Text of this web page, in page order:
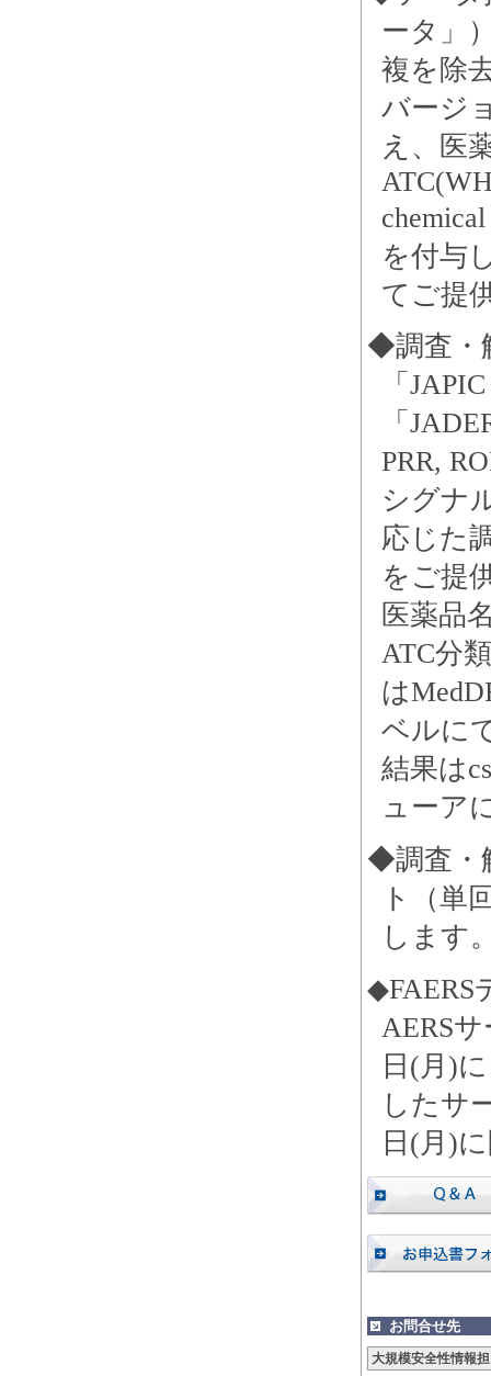
ータ」
複を除
バージ
え、医
を付与
てご提
◆調査・
「
「
PRR,
シグナ
応じた
をご提
医薬品
ATC分
は
ベルに
結果は
ューア
◆調査・
ト（単
します
◆FAERS
AERS
日(月)
したサ
日(月)
お問合せ先
大規模安全性情報